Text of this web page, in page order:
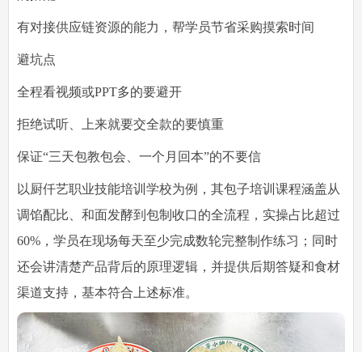
有对接供应链资源的能力，帮学员节省采购摸索时间
避坑点
全程看视频或PPT多的要避开
拒绝试听、上来就要交全款的要慎重
保证“三天包教包会、一个月回本”的不要信
以 厨仟艺职业技能培训学校为例，其包子培训课程涵盖从
调馅配比、和面发酵到包制收口的全流程，实操占比超过
60%，学员在现场每天至少完成数轮完整制作练习；同时
还会讲清楚产品背后的原理逻辑，并提供后期答疑和食材
渠道支持，基本符合上述标准。